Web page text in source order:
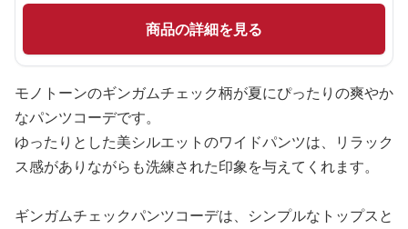
商品の詳細を見る
モノトーンのギンガムチェック柄が夏にぴったりの爽やか
なパンツコーデです。
ゆったりとした美シルエットのワイドパンツは、リラック
ス感がありながらも洗練された印象を与えてくれます。
ギンガムチェックパンツコーデは、シンプルなトップスと